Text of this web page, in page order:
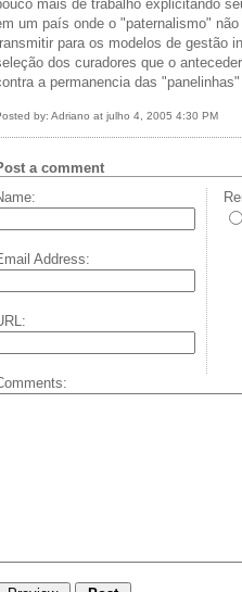
mais de trabalho explicitando
um país onde o "paternalismo"
para os modelos de gestão
dos curadores que o
a permanencia das
by: Adriano at julho 4, 2005 4:30 PM
a comment
Address: